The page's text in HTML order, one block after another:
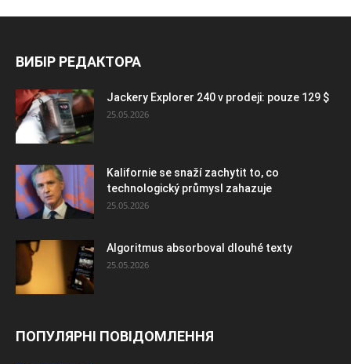
ВИБІР РЕДАКТОРА
Jackery Explorer 240 v prodeji: pouze 129 $
25.05.2026
Kalifornie se snaží zachytit to, co
technologický průmysl zahazuje
25.05.2026
Algoritmus absorboval dlouhé texty
25.05.2026
ПОПУЛЯРНІ ПОВІДОМЛЕННЯ